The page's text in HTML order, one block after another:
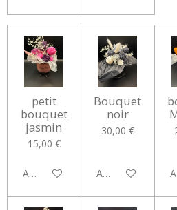
petit
bouquet
jasmin
15,00 €
Ajouter au panier
Bouquet
noir
30,00 €
Ajouter au panier